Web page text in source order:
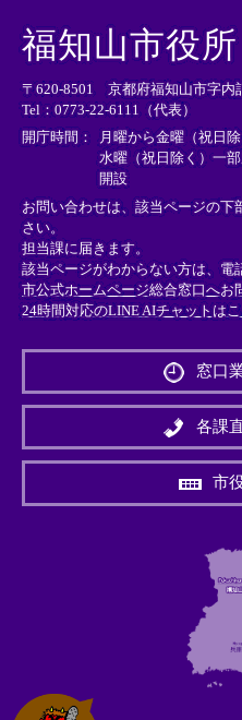
外
部
リ
ン
ク
＞
外
リ
ン
ク
＞
外
部
ン
ク
＞
福知山市役所
〒620-8501 京都府福知山市字内
Tel：0773-22-6111（代表）
開庁時間：
月曜から金曜（祝日
水曜（祝日除く）一
開設
お問い合わせは、該当ページの
さい。
担当課に届きます。
該当ページがわからない方は、電
市公式ホームページ総合窓口へお
24時間対応のLINE AIチャットは
外
リ
窓口
各課
市